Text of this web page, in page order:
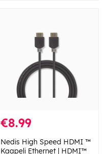
€8.99
Nedis High Speed ​​HDMI ™
Kaapeli Ethernet | HDMI™